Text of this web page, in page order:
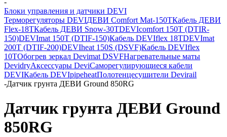
-
Блоки управления и датчики DEVI
Терморегуляторы DEVIДЕВИ Comfort Mat-150TКабель ДЕВИ
Flex-18TКабель ДЕВИ Snow-30TDEVIcomfort 150T (DTIR-
150)DEVImat 150T (DTIF-150)Кабель DEVIflex 18TDEVImat
200T (DTIF-200)DEVIheat 150S (DSVF)Кабель DEVIflex
10TОбогрев зеркал Devimat DSVFНагревательные маты
DevidryАксессуары DeviСаморегулирующиеся кабели
DEVIКабель DEVIpipeheatПолотенцесушители Devirail
-Датчик грунта ДЕВИ Ground 850RG
Датчик грунта ДЕВИ Ground
850RG